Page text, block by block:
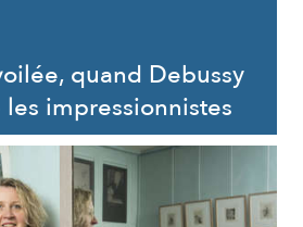
quand Debussy
impressionnistes